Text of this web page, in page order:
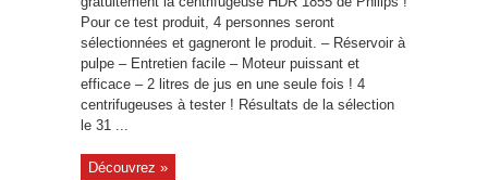
Pour ce test produit, 4 personnes seront
sélectionnées et gagneront le produit. – Réservoir à
pulpe – Entretien facile – Moteur puissant et
efficace – 2 litres de jus en une seule fois ! 4
centrifugeuses à tester ! Résultats de la sélection
le 31 ...
Découvrez »